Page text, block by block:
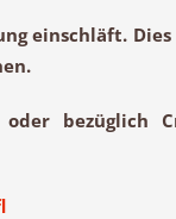
einschläft.
bezüglich